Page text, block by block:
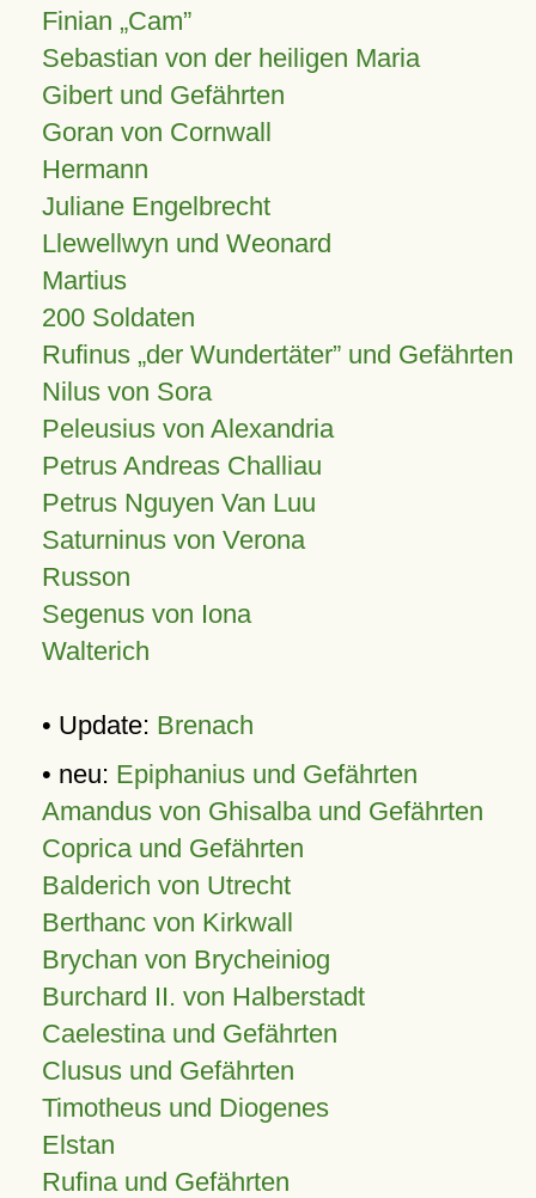
Finian Cam
Sebastian von der heiligen Maria
Gibert und Gefährten
Goran von Cornwall
Hermann
Juliane Engelbrecht
Llewellwyn und Weonard
Martius
200 Soldaten
Rufinus „der Wundertäter” und Gefährten
Nilus von Sora
Peleusius von Alexandria
Petrus Andreas Challiau
Petrus Nguyen Van Luu
Saturninus von Verona
Russon
Segenus von Iona
Walterich
• Update: Brenach
• neu: Epiphanius und Gefährten
Amandus von Ghisalba und Gefährten
Coprica und Gefährten
Balderich von Utrecht
Berthanc von Kirkwall
Brychan von Brycheiniog
Burchard II. von Halberstadt
Caelestina und Gefährten
Clusus und Gefährten
Timotheus und Diogenes
Elstan
Rufina und Gefährten